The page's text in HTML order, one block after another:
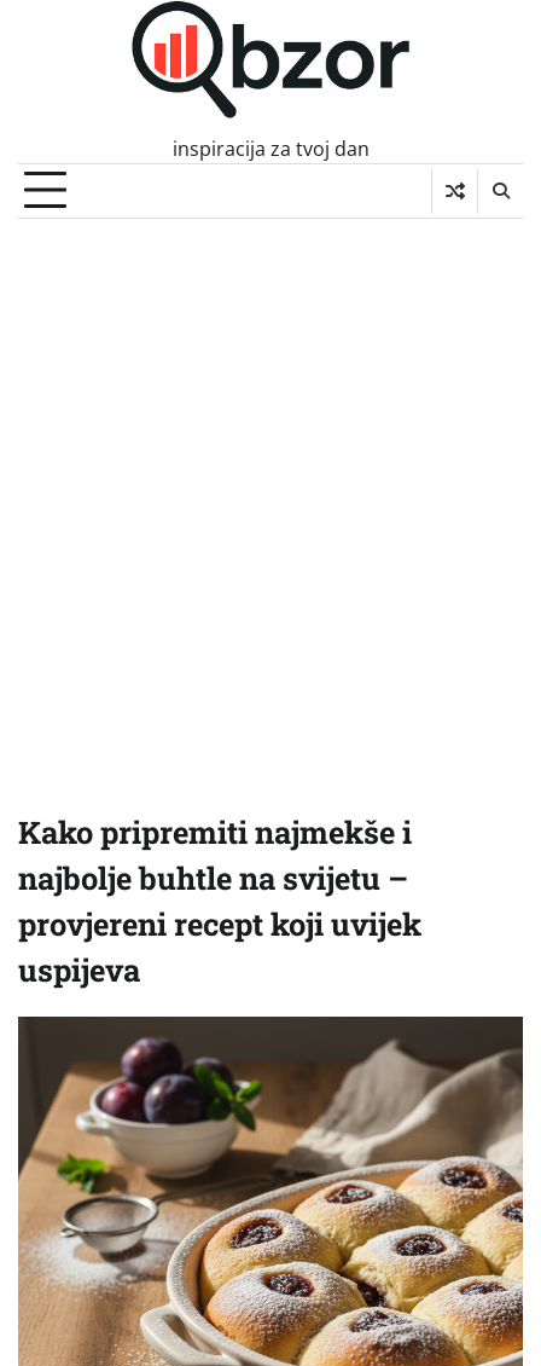
inspiracija za tvoj dan
Kako pripremiti najmekše i
najbolje buhtle na svijetu –
provjereni recept koji uvijek
uspijeva